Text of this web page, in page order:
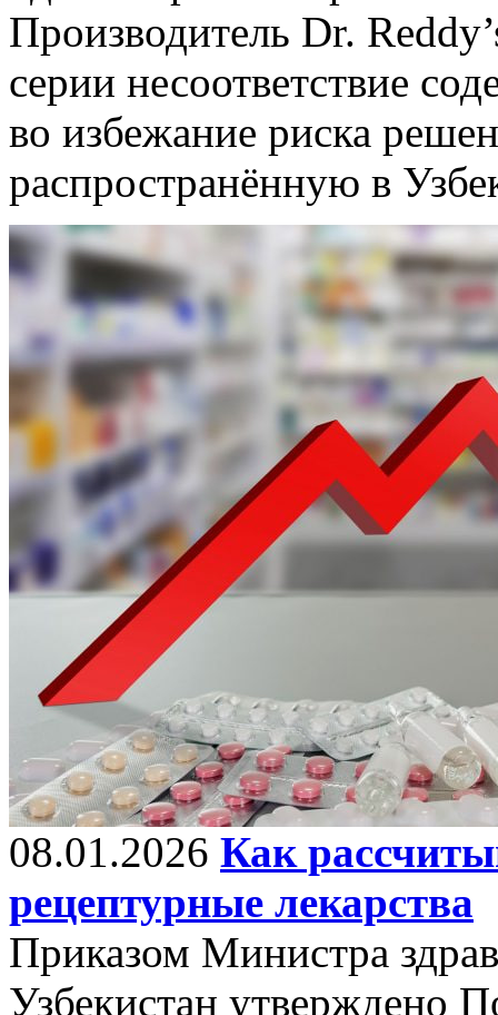
Производитель Dr.
серии несоответствие
во избежание риска
распространённую в
08.01.2026 Как
рецептурные лекарства
Приказом Министра
Узбекистан утверждено